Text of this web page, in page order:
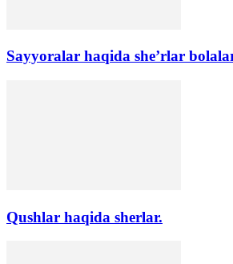
Sayyoralar haqida she’rlar
Qushlar haqida sherlar.